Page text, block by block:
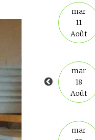
mar
11
Août
mar
18
Août
mar